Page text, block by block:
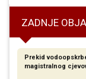
ZADNJE
Prekid
magistralnog